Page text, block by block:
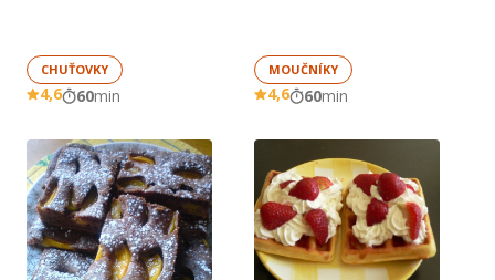
CHUŤOVKY
4,6 60min
MOUČNÍKY
4,6 60min